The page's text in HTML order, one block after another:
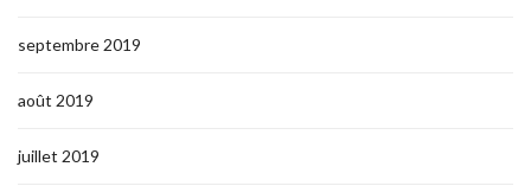
septembre 2019
août 2019
juillet 2019